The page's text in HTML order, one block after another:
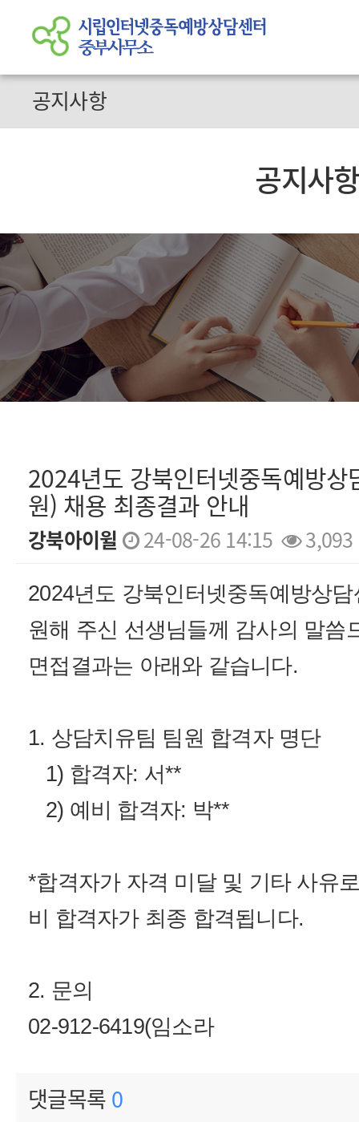
공지사항
공지사
2024년도 강북인터넷중독예방
원) 채용 최종결과 안내
강북아이윌 24-08-26 14:15 3,093
본문
2024년도 강북인터넷중독예방상
원해 주신 선생님들께 감사의 말씀
면접결과는 아래와 같습니다.
1. 상담치유팀 팀원 합격자 명단
1) 합격자: 서**
2) 예비 합격자: 박**
*합격자가 자격 미달 및 기타 사유
비 합격자가 최종 합격됩니다.
2. 문의
02-912-6419(임소라
댓글목록 0